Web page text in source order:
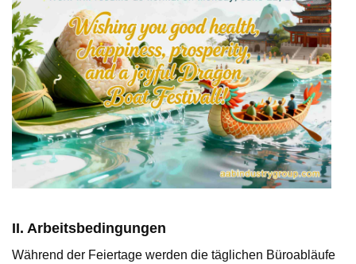
II. Arbeitsbedingungen
Während der Feiertage werden die täglichen Büroabläufe